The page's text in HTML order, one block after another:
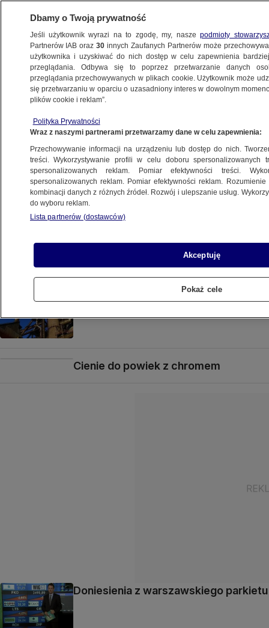
BIZNES
NAJNOWSZE
Doniesienia z warszawskiego parkietu
Duńska wyprawa na biegun
Premier: skontrolować resort
rolnictwa
Księgowi też chcą mieć własną
Resort gospodarki: PKB wzrośnie
Cienie do powiek z chromem
Doniesienia z warszawskiego parkietu
Dbamy o Twoją prywatność
Jeśli użytkownik wyrazi na to zgodę, my, naszepodmioty
Partnerów IAB oraz30 innych Zaufanych Partnerów może
użytkownika i uzyskiwać do nich dostęp w celu zapewnienia
przeglądania. Odbywa się to poprzez przetwarzanie danych
przeglądania przechowywanych w plikach cookie. Użytkownik może
się przetwarzaniu w oparciu o uzasadniony interes w dowolnym
plików cookie i reklam”.
Polityka Prywatności
Wraz z naszymi partnerami przetwarzamy dane w celu zapewnienia:
Przechowywanie informacji na urządzeniu lub dostęp do nich.
treści. Wykorzystywanie profili w celu doboru spersonalizowanych
spersonalizowanych reklam. Pomiar efektywności treści.
spersonalizowanych reklam. Pomiar efektywności reklam.
kombinacji danych z różnych źródeł. Rozwój i ulepszanie usług.
do wyboru reklam.
Lista partnerów (dostawców)
Akceptuję
Pokaż cele